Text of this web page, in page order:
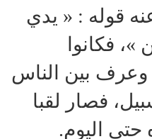
قوله : « يدي
فكانوا
وعرف بين الناس
فصار لقبا
حتى اليوم.